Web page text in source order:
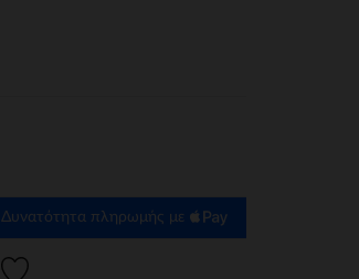
Δυνατότητα πληρωμής με